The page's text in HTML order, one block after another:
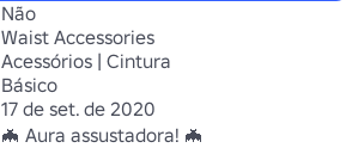
Não
Waist Accessories
Acessórios | Cintura
Básico
17 de set. de 2020
🦇 Aura assustadora! 🦇